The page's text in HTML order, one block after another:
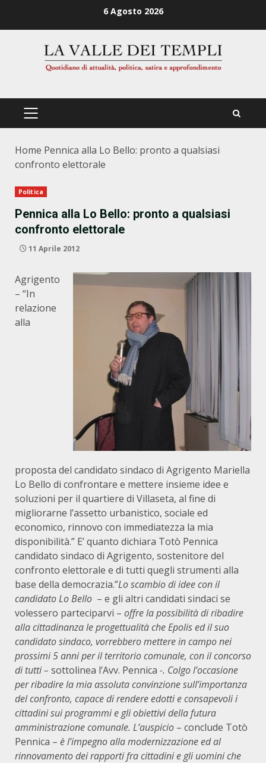
6 Agosto 2026
PRIMÄRES
Home Pennica alla Lo Bello: pronto a qualsiasi
confronto elettorale
Politica
Pennica alla Lo Bello: pronto a qualsiasi
confronto elettorale
11 Aprile 2012
Agrigento
– “In
relazione
alla
proposta del candidato sindaco di Agrigento Mariella
Lo Bello di confrontare e mettere insieme idee e
soluzioni per il quartiere di Villaseta, al fine di
migliorarne l’assetto urbanistico, sociale ed
economico, rinnovo con immediatezza la mia
disponibilità.” E’ quanto dichiara Totò Pennica
candidato sindaco di Agrigento, sostenitore del
confronto elettorale e di tutti quegli strumenti alla
base della democrazia.”Lo scambio di idee con il
candidato Lo Bello – e gli altri candidati sindaci se
volessero parteciparvi – offre la possibilità di ribadire
alla cittadinanza le progettualità che Epolis ed il suo
candidato sindaco, vorrebbero mettere in campo nei
prossimi 5 anni per il territorio comunale, con il concorso
di tutti – sottolinea l’Avv. Pennica -. Colgo l’occasione
per ribadire la mia assoluta convinzione sull’importanza
del confronto, capace di rendere edotti e consapevoli i
cittadini sui programmi e gli obiettivi della futura
amministrazione comunale. L’auspicio – conclude Totò
Pennica – è l’impegno alla modernizzazione ed al
rinnovamento dei rapporti fra cittadini e gli uomini che